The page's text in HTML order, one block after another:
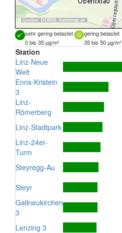
Quellen: DORIS, basemap.at
sehr gering belastet gering belastet
0 bis 35 µg/m³
35 bis 50 µg/m³
Station
Linz-Neue
Welt
Enns-Kristein
3
Linz-
Römerberg
Linz-Stadtpark
Linz-24er-
Turm
Steyregg-Au
Steyr
Gallneukirchen
3
Lenzing 3